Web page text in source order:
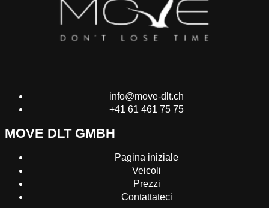
info@move-dlt.ch
+41 61 461 75 75
MOVE DLT GMBH
Pagina iniziale
Veicoli
Prezzi
Contattateci